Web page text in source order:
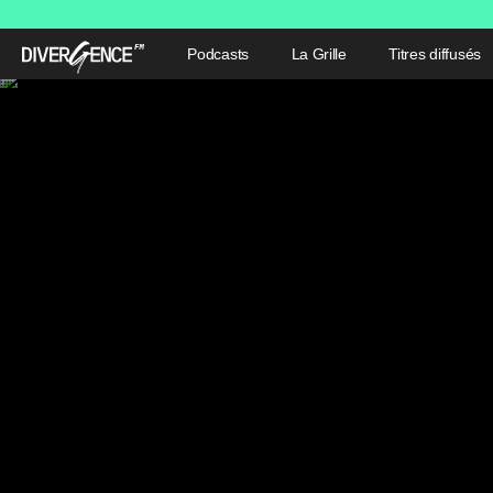
Podcasts La Grille Titres diffusés